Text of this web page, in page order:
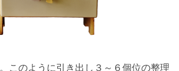
このように引き出し３～６個位の整理